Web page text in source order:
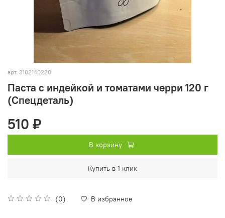
арт. 3102140220
Паста с индейкой и томатами черри 120 г
(Спецдеталь)
(0) В избранное
510 ₽
В корзину
Купить в 1 клик